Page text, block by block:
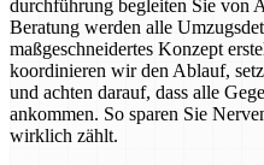
durchführung begleiten Sie von
Beratung werden alle
maßgeschneidertes Konzept
koordinieren wir den Ablauf,
und achten darauf, dass alle
ankommen. So sparen Sie
wirklich zählt.